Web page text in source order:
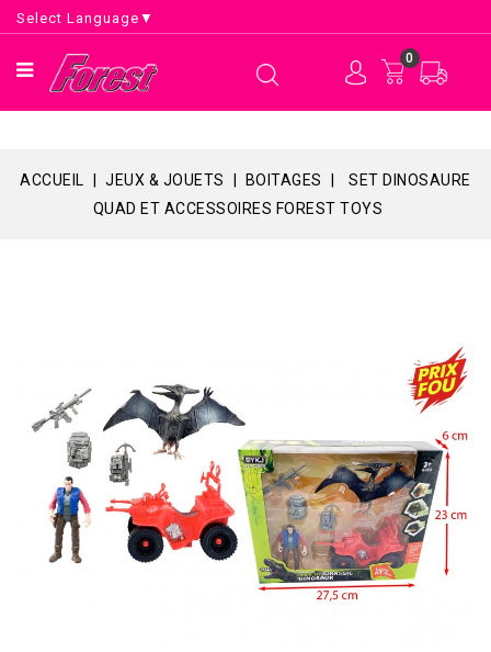
Select Language ▼
0
ACCUEIL JEUX & JOUETS BOITAGES
SET DINOSAURE
QUAD ET ACCESSOIRES FOREST TOYS